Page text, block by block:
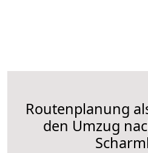
Routenplanung
den Umzug